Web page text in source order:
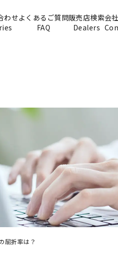
わせよくあるご質問
FAQ
販売店検索
Dealers
会
屈折率は？